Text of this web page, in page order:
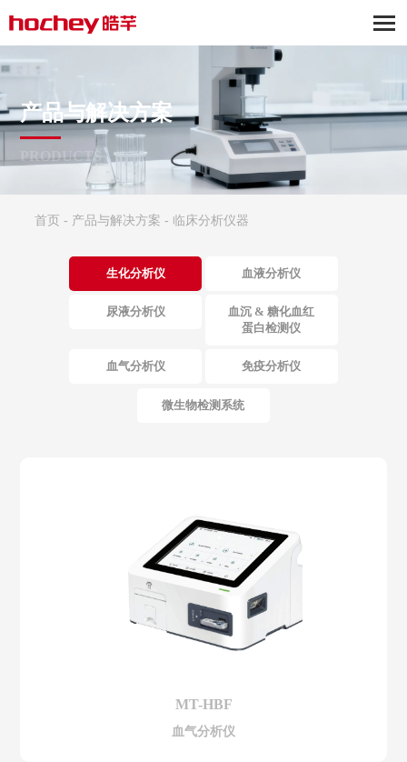
产品与解决方案
PRODUCTS
首页 - 产品与解决方案 - 临床分析仪器
生化分析仪 血液分析仪
尿液分析仪
血沉 & 糖化血红
蛋白检测仪
血气分析仪 免疫分析仪
微生物检测系统
MT-HBF
血气分析仪